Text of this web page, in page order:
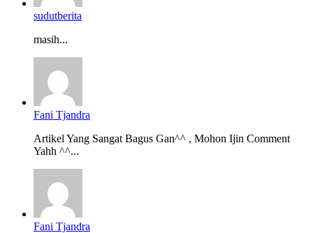
sudutberita
masih...
Fani Tjandra
Artikel Yang Sangat Bagus Gan^^ , Mohon Ijin Comment
Yahh ^^...
Fani Tjandra